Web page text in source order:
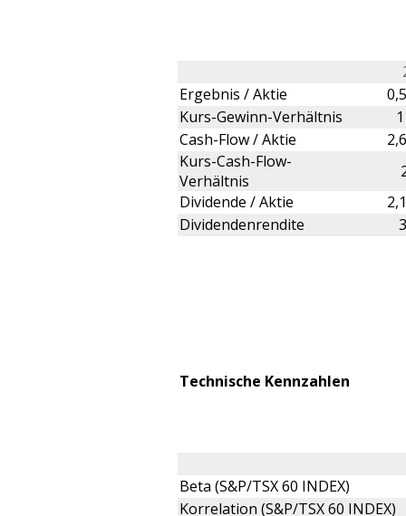
Ergebnis / Aktie
Kurs-Gewinn-Verhältnis
Cash-Flow / Aktie
Kurs-Cash-Flow-
Verhältnis
Dividende / Aktie
Dividendenrendite
Technische Kennzahlen
Beta (S&P/TSX 60 INDEX)
Korrelation (S&P/TSX 60 INDEX)